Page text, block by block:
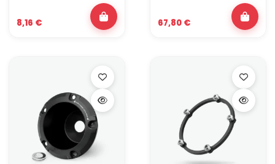
8,16 € 67,80 €